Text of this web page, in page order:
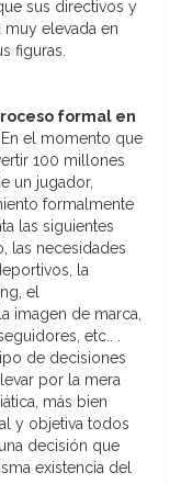
sus directivos y
elevada en
figuras.
formal en
En el momento que
100 millones
un jugador,
formalmente
las siguientes
las necesidades
la
el
imagen de marca,
etc.. .
de decisiones
por la mera
más bien
y objetiva todos
decisión que
existencia del